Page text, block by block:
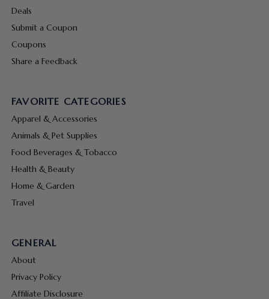
Deals
Submit a Coupon
Coupons
Share a Feedback
FAVORITE CATEGORIES
Apparel & Accessories
Animals & Pet Supplies
Food Beverages & Tobacco
Health & Beauty
Home & Garden
Travel
GENERAL
About
Privacy Policy
Affiliate Disclosure